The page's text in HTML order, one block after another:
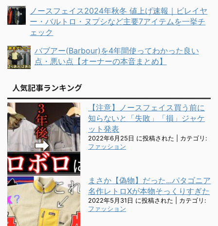
ノースフェイス2024年秋冬 値上げ速報｜ビレイヤ
ー・バルトロ・ヌプシなど主要7アイテムを一挙チ
ェック
バブアー(Barbour)を4年間使ってわかった良い
点・悪い点【オーナーの本音まとめ】
人気記事ランキング
【注意】ノースフェイス買う前に
知らないと「失敗」「損」ジャケ
ット発表
2022年6月25日 に投稿された
カテゴリ:
ファッション
まさか【偽物】だった...パタゴニア
名作レトロXが本物そっくりすぎた
2022年5月31日 に投稿された
カテゴリ:
ファッション